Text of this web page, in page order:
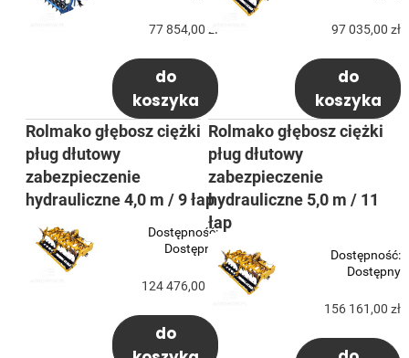
77 854,00 zł
do
koszyka
97 035,00 zł
do
koszyka
Rolmako głębosz ciężki
pług dłutowy
zabezpieczenie
hydrauliczne 4,0 m / 9 łap
Dostępność:
Dostępny
124 476,00 zł
do
Rolmako głębosz ciężki
pług dłutowy
zabezpieczenie
hydrauliczne 5,0 m / 11
łap
Dostępność:
Dostępny
156 161,00 zł